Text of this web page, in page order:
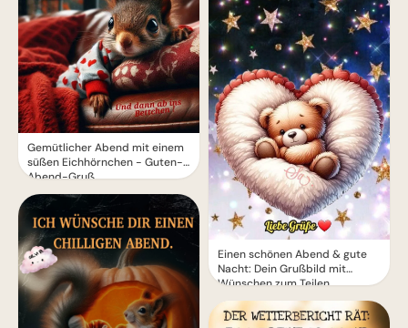
Gemütlicher Abend mit einem
süßen Eichhörnchen - Guten-
Abend-Gruß
Einen schönen Abend & gute
Nacht: Dein Grußbild mit
Wünschen zum Teilen